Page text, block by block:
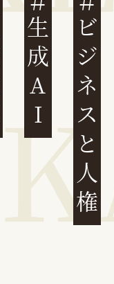
生成AI ビジネスと人権